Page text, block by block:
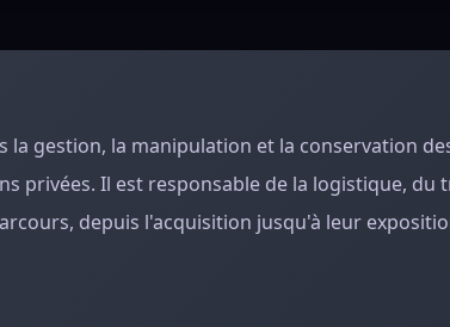
gestion, la manipulation et la conservation
privées. Il est responsable de la logistique, du
depuis l'acquisition jusqu'à leur